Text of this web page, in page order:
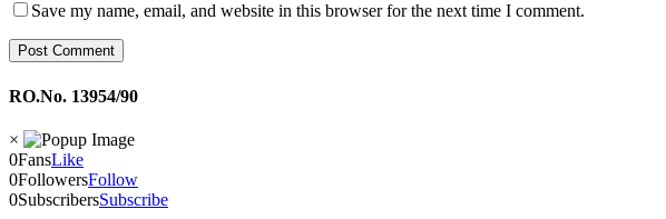
Save my name, email, and website in this browser for the next time I comment.
RO.No. 13954/90
×
0FansLike
0FollowersFollow
0SubscribersSubscribe